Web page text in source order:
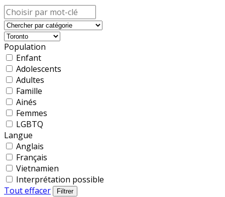
Population
Enfant
Adolescents
Adultes
Famille
Ainés
Femmes
LGBTQ
Langue
Anglais
Français
Vietnamien
Interprétation possible
Tout effacer
Filtrer